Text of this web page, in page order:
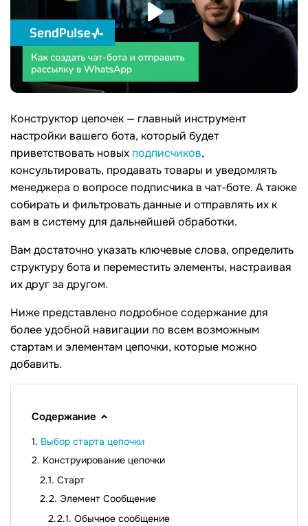
Конструктор цепочек — главный инструмент
настройки вашего бота, который будет
приветствовать новых подписчиков,
консультировать, продавать товары и уведомлять
менеджера о вопросе подписчика в чат-боте. А также
собирать и фильтровать данные и отправлять их к
вам в систему для дальнейшей обработки.
Вам достаточно указать ключевые слова, определить
структуру бота и переместить элементы, настраивая
их друг за другом.
Ниже представлено подробное содержание для
более удобной навигации по всем возможным
стартам и элементам цепочки, которые можно
добавить.
Содержание
Выбор старта цепочки
Конструирование цепочки
Старт
Элемент Сообщение
Обычное сообщение